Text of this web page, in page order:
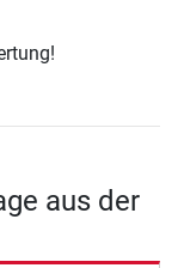
aus der